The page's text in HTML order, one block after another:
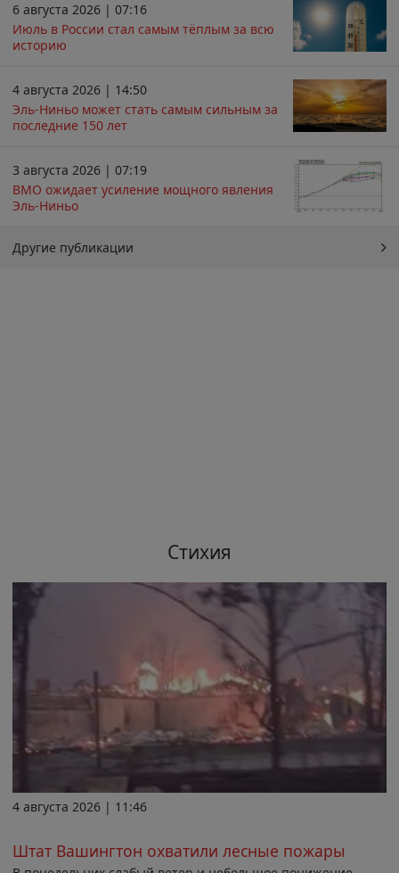
6 августа 2026 | 07:16
Июль в России стал самым тёплым за всю
историю
4 августа 2026 | 14:50
Эль-Ниньо может стать самым сильным за
последние 150 лет
3 августа 2026 | 07:19
ВМО ожидает усиление мощного явления
Эль-Ниньо
Другие публикации
Стихия
4 августа 2026 | 11:46
Штат Вашингтон охватили лесные пожары